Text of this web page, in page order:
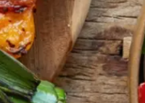
catalansk sauce, romesco. I
Catalonien spises den til såkaldte
calcots, der er små porrelignende
løg. Dem griller man helt sorte, så
fjerner man den yderste skal og
dypper det fløjlsbløde løg i
saucen. Calcots er svære at
opdrive på disse kanter, men små
nye porrer kan bruges.